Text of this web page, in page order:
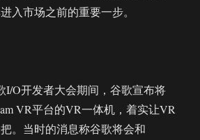
入市场之前的重要一步。
I/O开发者大会期间，谷歌宣布将
VR平台的VR一体机，着实让VR
。当时的消息称谷歌将会和